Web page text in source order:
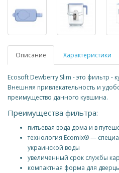
Описание Характеристики
Ecosoft Dewberry Slim - это фильтр -
Внешняя привлекательность и
преимущество данного кувшина.
Преимущества фильтра:
питьевая вода дома и в
технология Ecomix® —
украинской воды
увеличенный срок службы
компактная форма для